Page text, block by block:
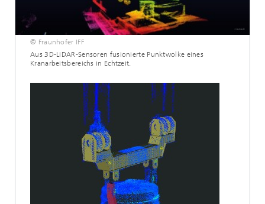
© Fraunhofer IFF
Aus 3D-LiDAR-Sensoren fusionierte Punktwolke eines
Kranarbeitsbereichs in Echtzeit.